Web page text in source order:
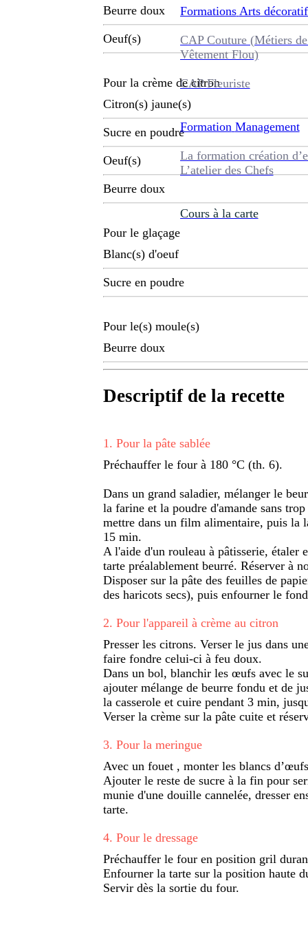
Formations Arts
CAP Couture (Métiers
Vêtement Flou)
CAP Fleuriste
Formation Management
La formation création
L’atelier des Chefs
Cours à la carte
Beurre doux
Oeuf(s)
Pour la crème de citron
Citron(s) jaune(s)
Sucre en poudre
Oeuf(s)
Beurre doux
Pour le glaçage
Blanc(s) d'oeuf
Sucre en poudre
Pour le(s) moule(s)
Beurre doux
Descriptif de la recette
1 . Pour la pâte sablée
Préchauffer le four à 180 °C (th. 6).
Dans un grand saladier, mélanger le
la farine et la poudre d'amande sans
mettre dans un film alimentaire, puis la
15 min.
A l'aide d'un rouleau à pâtisserie, étaler
tarte préalablement beurré. Réserver à
Disposer sur la pâte des feuilles de
des haricots secs), puis enfourner le
2. Pour l'appareil à crème au citron
Presser les citrons. Verser le jus dans
faire fondre celui-ci à feu doux.
Dans un bol, blanchir les œufs avec le
ajouter mélange de beurre fondu et de
la casserole et cuire pendant 3 min,
Verser la crème sur la pâte cuite et
3. Pour la meringue
Avec un fouet , monter les blancs
Ajouter le reste de sucre à la fin pour
munie d'une douille cannelée, dresser
tarte.
4. Pour le dressage
Préchauffer le four en position gril
Enfourner la tarte sur la position haute
Servir dès la sortie du four.